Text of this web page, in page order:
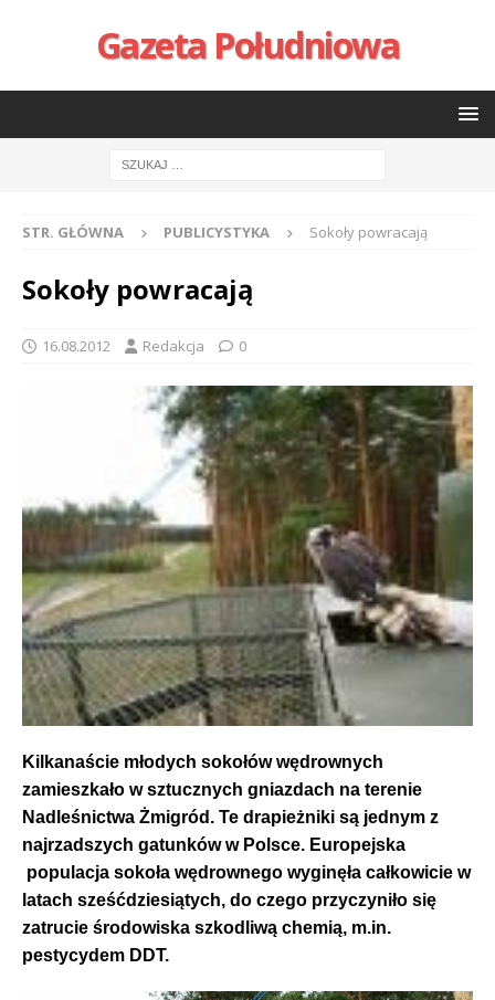
Gazeta Południowa
STR. GŁÓWNA PUBLICYSTYKA Sokoły powracają
Sokoły powracają
16.08.2012 Redakcja 0
Kilkanaście młodych sokołów wędrownych
zamieszkało w sztucznych gniazdach na terenie
Nadleśnictwa Żmigród. Te drapieżniki są jednym z
najrzadszych gatunków w Polsce. Europejska
populacja sokoła wędrownego wyginęła całkowicie w
latach sześćdziesiątych, do czego przyczyniło się
zatrucie środowiska szkodliwą chemią, m.in.
pestycydem DDT.